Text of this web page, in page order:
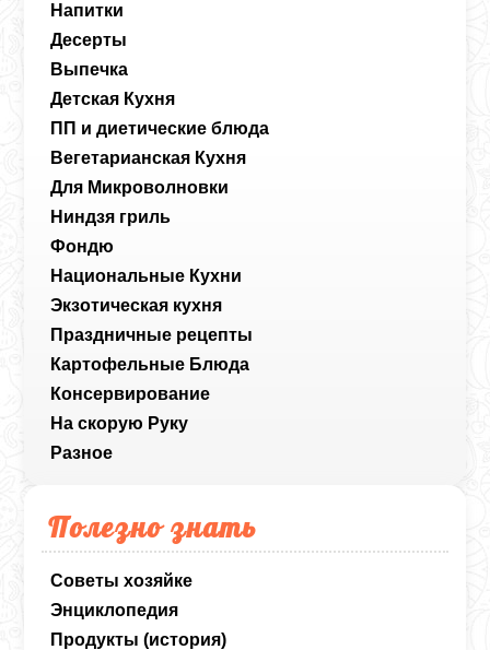
Напитки
Десерты
Выпечка
Детская Кухня
ПП и диетические блюда
Вегетарианская Кухня
Для Микроволновки
Ниндзя гриль
Фондю
Национальные Кухни
Экзотическая кухня
Праздничные рецепты
Картофельные Блюда
Консервирование
На скорую Руку
Разное
Полезно знать
Советы хозяйке
Энциклопедия
Продукты (история)